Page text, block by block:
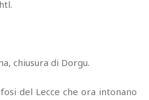
chiusura di Dorgu.
del Lecce che ora intonano